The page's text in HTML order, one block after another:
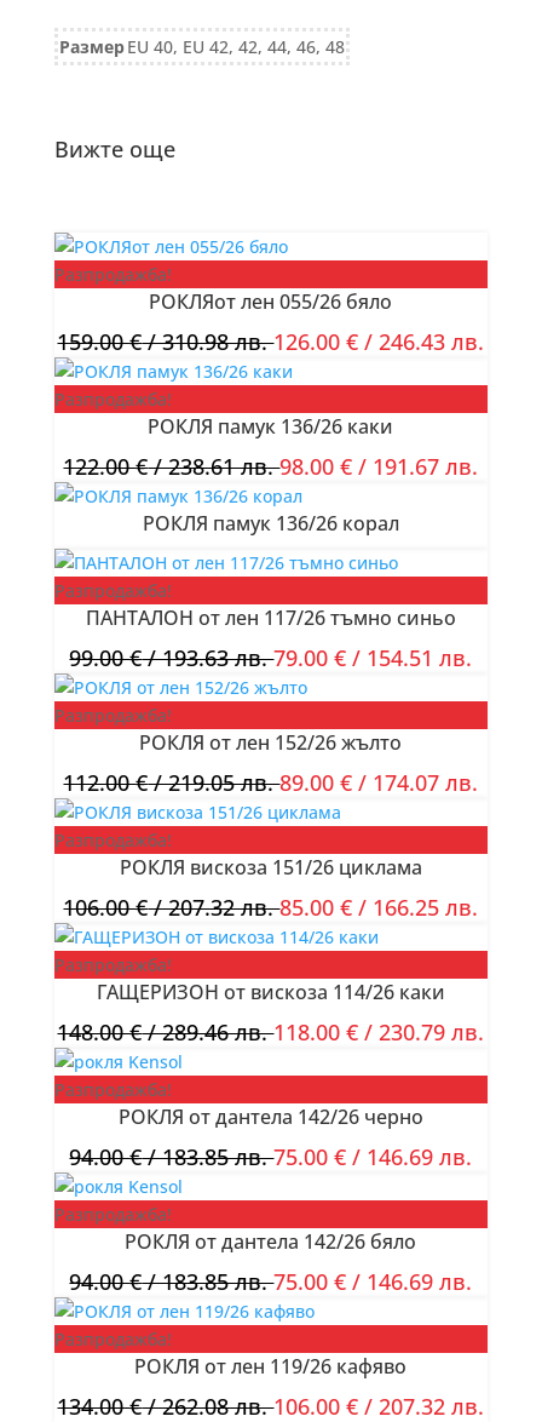
силует
РазмерEU 40, EU 42, 42, 44, 46, 48
Вижте още
Разпродажба!
РОКЛЯот лен 055/26 бяло
159.00€/ 310.98 лв.126.00€ / 246.43 лв.
Разпродажба!
РОКЛЯ памук 136/26 каки
122.00€/ 238.61 лв.98.00€ / 191.67 лв.
РОКЛЯ памук 136/26 корал
Разпродажба!
ПАНТАЛОН от лен 117/26 тъмно синьо
99.00€/ 193.63 лв.79.00€ / 154.51 лв.
Разпродажба!
РОКЛЯ от лен 152/26 жълто
112.00€/ 219.05 лв.89.00€ / 174.07 лв.
Разпродажба!
РОКЛЯ вискоза 151/26 циклама
106.00€/ 207.32 лв.85.00€ / 166.25 лв.
Разпродажба!
ГАЩЕРИЗОН от вискоза 114/26 каки
148.00€/ 289.46 лв.118.00€ / 230.79 лв.
Разпродажба!
РОКЛЯ от дантела 142/26 черно
94.00€/ 183.85 лв.75.00€ / 146.69 лв.
Разпродажба!
РОКЛЯ от дантела 142/26 бяло
94.00€/ 183.85 лв.75.00€ / 146.69 лв.
Разпродажба!
РОКЛЯ от лен 119/26 кафяво
134.00€/ 262.08 лв.106.00€ / 207.32 лв.